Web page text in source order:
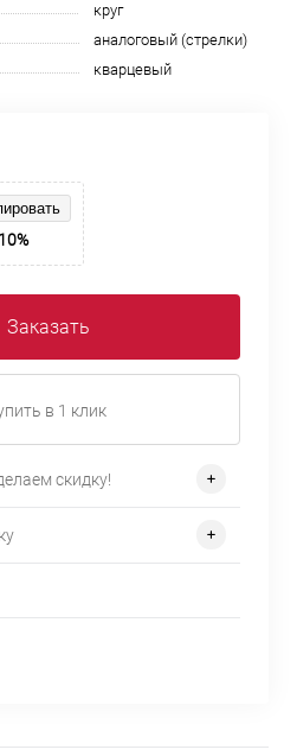
круг
аналоговый (стрелки)
кварцевый
Заказать
в 1 клик
скидку!